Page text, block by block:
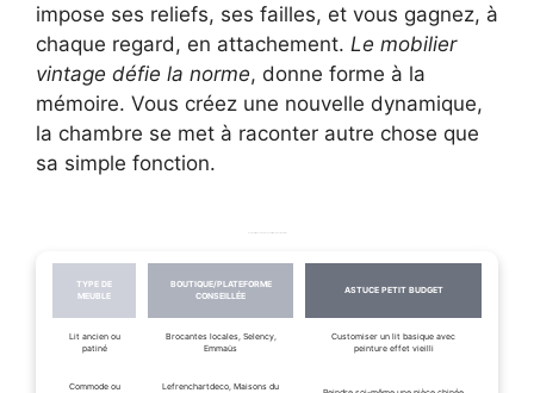
impose ses reliefs, ses failles, et vous gagnez, à
chaque regard, en attachement. Le mobilier
vintage défie la norme, donne forme à la
mémoire. Vous créez une nouvelle dynamique,
la chambre se met à raconter autre chose que
sa simple fonction.
TYPE DE
MEUBLE
BOUTIQUE/PLATEFORME
CONSEILLÉE
ASTUCE PETIT BUDGET
Lit ancien ou
patiné
Brocantes locales, Selency,
Emmaüs
Customiser un lit basique avec
peinture effet vieilli
Commode ou
Lefrenchartdeco, Maisons du